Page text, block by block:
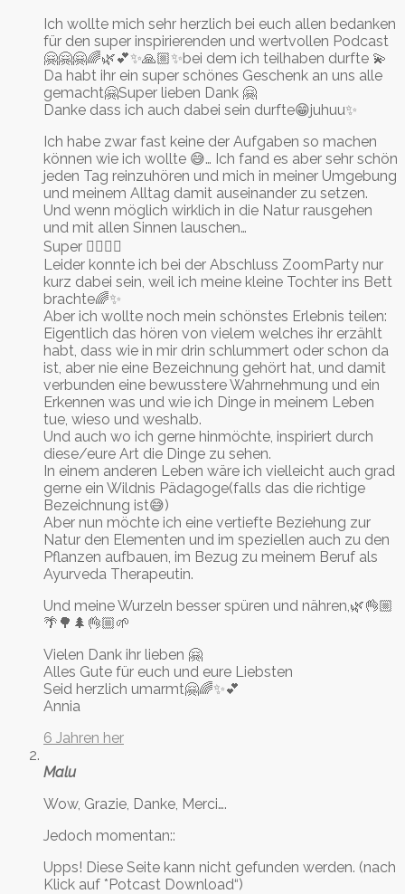
Ich wollte mich sehr herzlich bei euch allen bedanken
für den super inspirierenden und wertvollen Podcast
🤗🤗🤗🌈🌿💕✨🙏🏼✨bei dem ich teilhaben durfte 💫
Da habt ihr ein super schönes Geschenk an uns alle
gemacht🤗Super lieben Dank 🤗
Danke dass ich auch dabei sein durfte😁juhuu✨
Ich habe zwar fast keine der Aufgaben so machen
können wie ich wollte 😅… Ich fand es aber sehr schön
jeden Tag reinzuhören und mich in meiner Umgebung
und meinem Alltag damit auseinander zu setzen.
Und wenn möglich wirklich in die Natur rausgehen
und mit allen Sinnen lauschen…
Super 👌🏼🌿✨
Leider konnte ich bei der Abschluss ZoomParty nur
kurz dabei sein, weil ich meine kleine Tochter ins Bett
brachte🌈✨
Aber ich wollte noch mein schönstes Erlebnis teilen:
Eigentlich das hören von vielem welches ihr erzählt
habt, dass wie in mir drin schlummert oder schon da
ist, aber nie eine Bezeichnung gehört hat, und damit
verbunden eine bewusstere Wahrnehmung und ein
Erkennen was und wie ich Dinge in meinem Leben
tue, wieso und weshalb.
Und auch wo ich gerne hinmöchte, inspiriert durch
diese/eure Art die Dinge zu sehen.
In einem anderen Leben wäre ich vielleicht auch grad
gerne ein Wildnis Pädagoge(falls das die richtige
Bezeichnung ist😅)
Aber nun möchte ich eine vertiefte Beziehung zur
Natur den Elementen und im speziellen auch zu den
Pflanzen aufbauen, im Bezug zu meinem Beruf als
Ayurveda Therapeutin.
Und meine Wurzeln besser spüren und nähren,🌿👌🏼
🌴🌳🌲👌🏼🌱
Vielen Dank ihr lieben 🤗
Alles Gute für euch und eure Liebsten
Seid herzlich umarmt🤗🌈✨💕
Annia
6 Jahren her
Malu
Wow, Grazie, Danke, Merci….
Jedoch momentan::
Upps! Diese Seite kann nicht gefunden werden. (nach
Klick auf *Potcast Download“)